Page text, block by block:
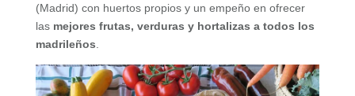
(Madrid) con huertos propios y un empeño en ofrecer
las mejores frutas, verduras y hortalizas a todos los
madrileños